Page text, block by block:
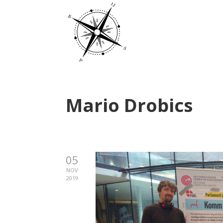
Mario Drobics
05
NOV
2019